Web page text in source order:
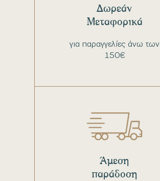
για παραγγελίες άνω των
150€
Δωρεάν
Μεταφορικά
Άμεση
παράδοση